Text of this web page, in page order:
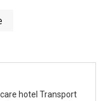
hotel Transport